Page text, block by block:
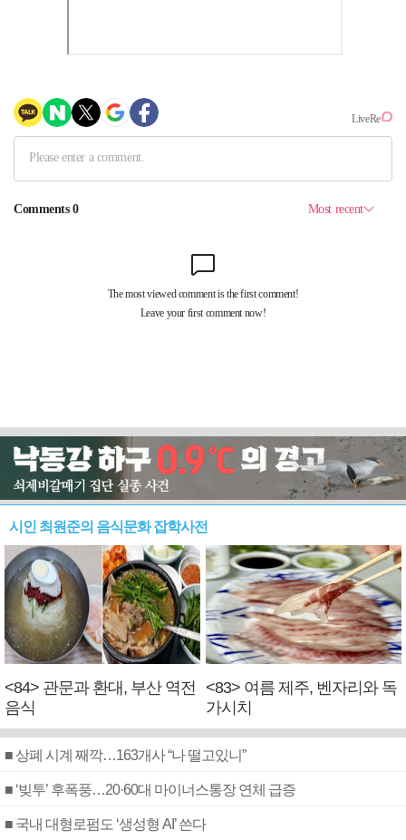
시인 최원준의 음식문화 잡학사전
<84> 관문과 환대, 부산 역전
음식
<83> 여름 제주, 벤자리와 독
가시치
■ 상폐 시계 째깍…163개사 “나 떨고있니”
■ ‘빚투’ 후폭풍…20·60대 마이너스통장 연체 급증
■ 국내 대형로펌도 ‘생성형 AI’ 쓴다